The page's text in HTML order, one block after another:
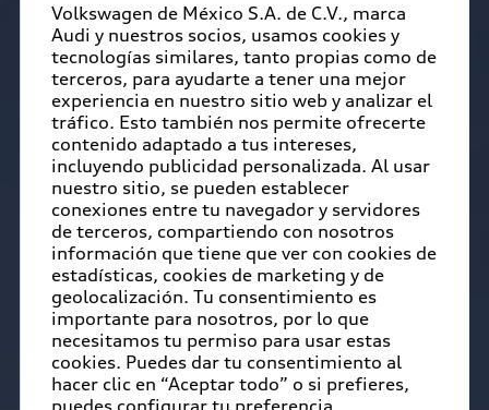
Volkswagen de México S.A. de C.V., marca
Audi y nuestros socios, usamos cookies y
tecnologías similares, tanto propias como de
terceros, para ayudarte a tener una mejor
experiencia en nuestro sitio web y analizar el
tráfico. Esto también nos permite ofrecerte
contenido adaptado a tus intereses,
incluyendo publicidad personalizada. Al usar
nuestro sitio, se pueden establecer
conexiones entre tu navegador y servidores
de terceros, compartiendo con nosotros
información que tiene que ver con cookies de
estadísticas, cookies de marketing y de
geolocalización. Tu consentimiento es
importante para nosotros, por lo que
necesitamos tu permiso para usar estas
cookies. Puedes dar tu consentimiento al
hacer clic en “Aceptar todo” o si prefieres,
puedes configurar tu preferencia